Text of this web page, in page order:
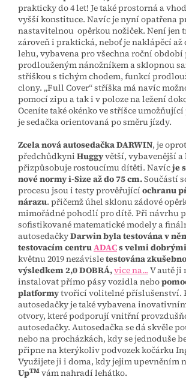
prakticky do 4 let! Je také prostorná a
vyšší konstituce. Navíc je nyní opatřena
nastavitelnou opěrkou nožiček. Není jen
zároveň i praktická, neboť je naklápěcí až
lehu, vybavena pro všechna roční
prodlouženým nánožníkem a sklopnou
stříškou s tichým chodem, funkcí
clony. „Full Cover“ stříška má navíc
pomocí zipu a tak i v poloze na ležení
Oceníte také okénko ve stříšce
je sedačka orientovaná po směru jízdy.
Zcela nová autosedačka DARWIN, je
předchůdkyni Huggyvětší, vybavenější a
přizpůsobuje rostoucímu dítěti. Navícje
nové normy i-Size až do 75 cm.Součástí
procesu jsou i testy prověřující ochranu
nárazu. přičemž úhel sklonu zádové
mimořádné pohodlí pro dítě. Při návrhu
sofistikované matematické modely a
autosedačkyDarwin byla testována v
testovacím centruADACs velmi
květnu 2019 nezávisletestována
výsledkem 2,0 DOBRÁ,vice na... V autě ji
instalovat přímo pásy vozidla nebo
platformytvořící volitelné příslušenství.
autosedačky je také vybavena
otvory, které podporují vnitřní
autosedačky. Autosedačka se dá skvěle
nebo na procházkách, kdy se jednoduše
připne na kterýkoliv podvozek kočárku
Využijete ji i doma, kdy jejim upevněním
UpTM vám nahradí lehátko.